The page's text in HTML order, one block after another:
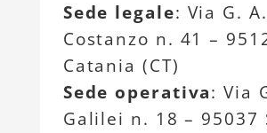
Sede legale: Via G. A.
Costanzo n. 41 –
Catania (CT)
Sede operativa: Via
Galilei n. 18 – 95037